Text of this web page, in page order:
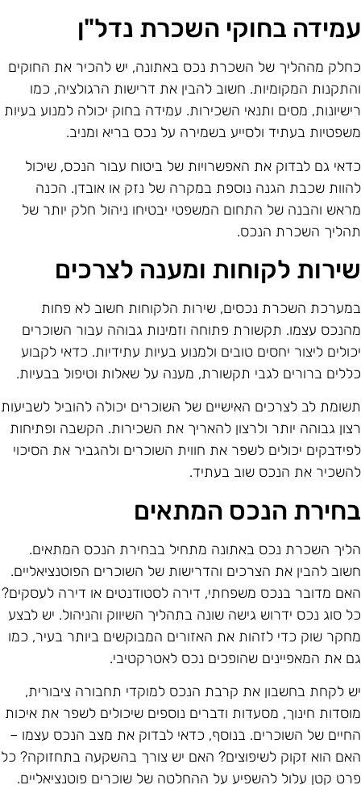
בחוקי השכרת נדל"ן
מההליך של השכרת נכס באתונה, יש להכיר את החוקים
המקומיות. חשוב להבין את דרישות הרגולציה, כמו
מסים ותנאי השכירות. עמידה בחוק יכולה למנוע בעיות
בעתיד ולסייע בשמירה על נכס בריא ומניב.
גם לבדוק את האפשרויות של ביטוח עבור הנכס, שיכול
שכבת הגנה נוספת במקרה של נזק או אובדן. הכנה
והבנה של התחום המשפטי יבטיחו ניהול חלק יותר של
השכרת הנכס.
לקוחות ומענה לצרכים
השכרת נכסים, שירות הלקוחות חשוב לא פחות
עצמו. תקשורת פתוחה וזמינות גבוהה עבור השוכרים
ליצור יחסים טובים ולמנוע בעיות עתידיות. כדאי לקבוע
ברורים לגבי תקשורת, מענה על שאלות וטיפול בבעיות.
לב לצרכים האישיים של השוכרים יכולה להוביל לשביעות
גבוהה יותר ולרצון להאריך את השכירות. הקשבה ופתיחות
יכולים לשפר את חווית השוכרים ולהגביר את הסיכוי
את הנכס שוב בעתיד.
הנכס המתאים
השכרת נכס באתונה מתחיל בבחירת הנכס המתאים.
להבין את הצרכים והדרישות של השוכרים הפוטנציאליים.
מדובר בנכס משפחתי, דירה לסטודנטים או דירה לעסקים?
סוג נכס ידרוש גישה שונה בתהליך השיווק והניהול. יש לבצע
שוק כדי לזהות את האזורים המבוקשים ביותר בעיר, כמו
את המאפיינים שהופכים נכס לאטרקטיבי.
לקחת בחשבון את קרבת הנכס למוקדי תחבורה ציבורית,
חינוך, מסעדות ודברים נוספים שיכולים לשפר את איכות
של השוכרים. בנוסף, כדאי לבדוק את מצב הנכס עצמו –
הוא זקוק לשיפוצים? האם יש צורך בהשקעה בתחזוקה? כל
קטן עלול להשפיע על ההחלטה של שוכרים פוטנציאליים.